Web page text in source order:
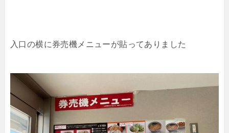
入口の横に券売機メニューが貼ってありました